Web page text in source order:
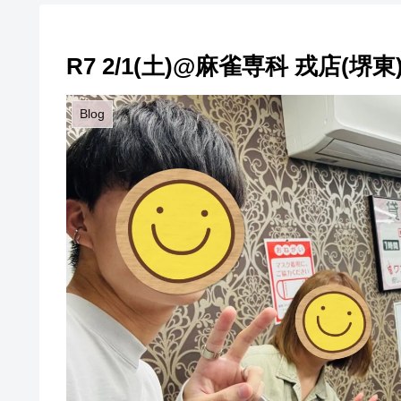
R7 2/1(土)@麻雀専科 戎店(堺東
Blog